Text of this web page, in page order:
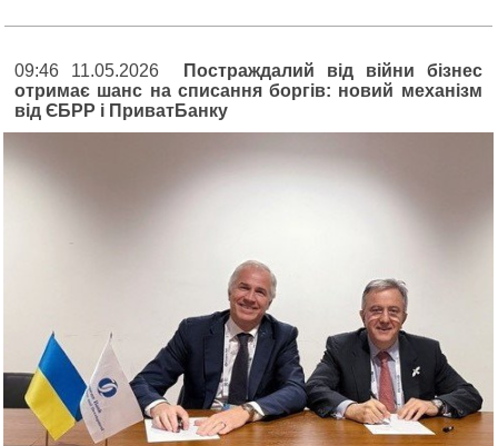
09:46 11.05.2026
Постраждалий від війни бізнес
отримає шанс на списання боргів: новий механізм
від ЄБРР і ПриватБанку